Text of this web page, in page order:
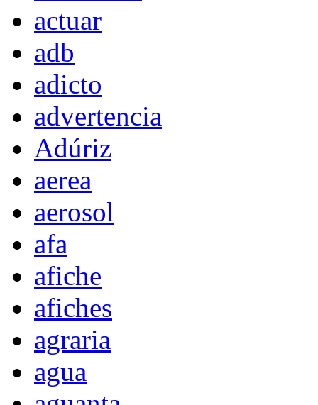
actuar
adb
adicto
advertencia
Adúriz
aerea
aerosol
afa
afiche
afiches
agraria
agua